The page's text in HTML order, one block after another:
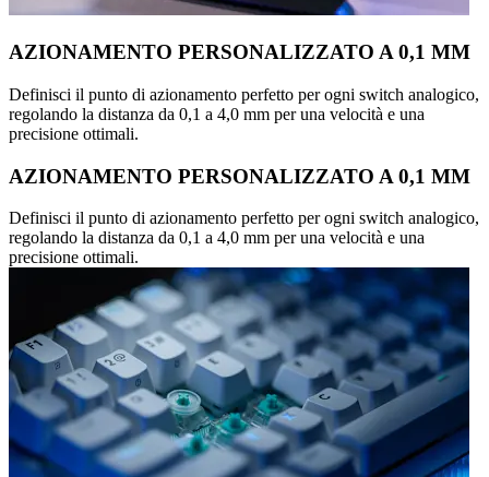
AZIONAMENTO PERSONALIZZATO A 0,1 MM
Definisci il punto di azionamento perfetto per ogni switch analogico,
regolando la distanza da 0,1 a 4,0 mm per una velocità e una
precisione ottimali.
AZIONAMENTO PERSONALIZZATO A 0,1 MM
Definisci il punto di azionamento perfetto per ogni switch analogico,
regolando la distanza da 0,1 a 4,0 mm per una velocità e una
precisione ottimali.